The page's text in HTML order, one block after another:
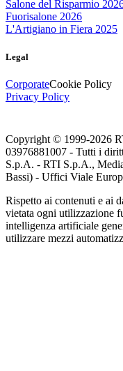
Salone del Risparmio
Fuorisalone 2026
L'Artigiano in Fiera 2025
Legal
CorporateCookie Policy
Privacy Policy
Copyright © 1999-2026
03976881007 - Tutti i
S.p.A. - RTI S.p.A.,
Bassi) - Uffici Viale
Rispetto ai contenuti e ai
vietata ogni utilizzazione
intelligenza artificiale
utilizzare mezzi